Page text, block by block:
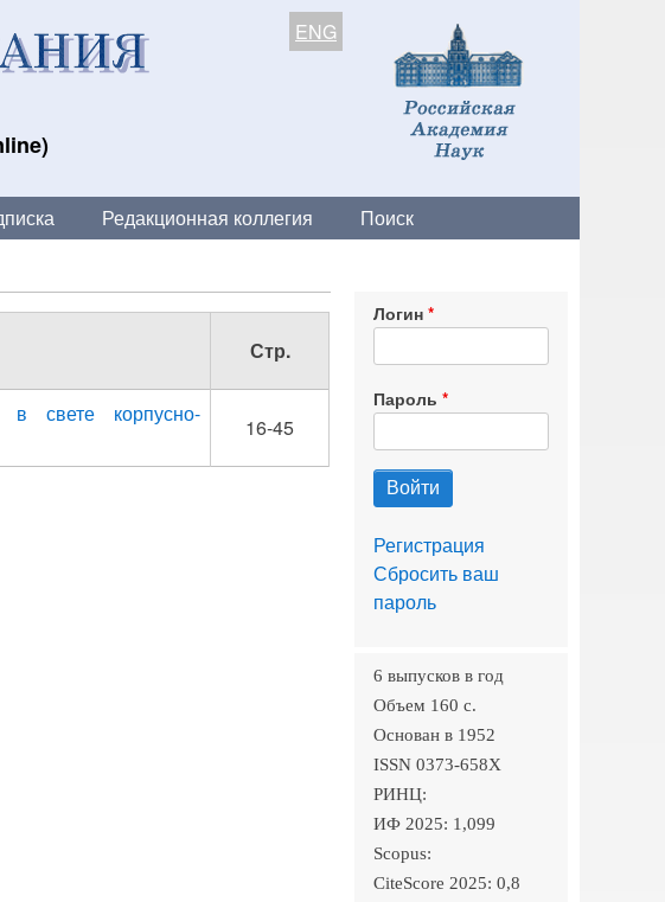
ENG
Редакционная коллегия Поиск
Стр.
в свете корпусно-
16-45
Логин
Пароль
Регистрация
Сбросить ваш
пароль
6 выпусков в год
Объем 160 c.
Основан в 1952
ISSN 0373-658X
РИНЦ:
ИФ 2025: 1,099
Scopus:
CiteScore 2025: 0,8